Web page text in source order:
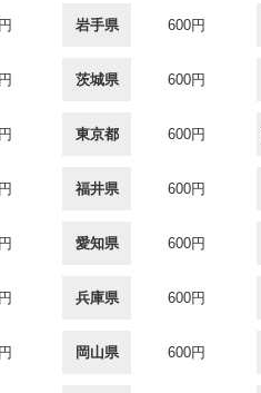
岩手県 600円
茨城県 600円
東京都 600円
福井県 600円
愛知県 600円
兵庫県 600円
岡山県 600円